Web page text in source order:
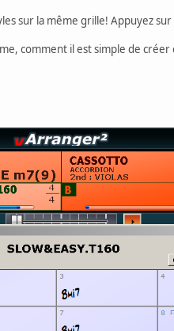
sur la même grille! Appuyez
comment il est simple de